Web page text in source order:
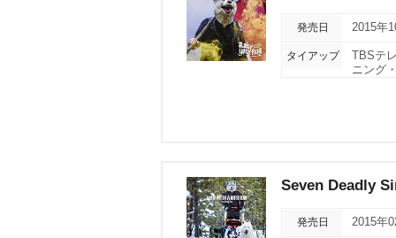
発売日 2015年
タイアップ
TBSテ
ニング
Seven Deadly
発売日 2015年